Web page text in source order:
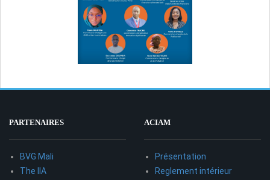
PARTENAIRES
BVG Mali
The IIA
ACIAM
Présentation
Reglement intérieur